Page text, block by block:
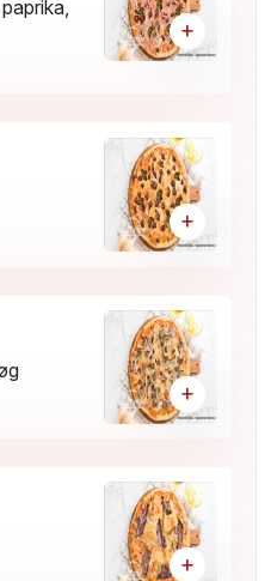
+
+
+
+